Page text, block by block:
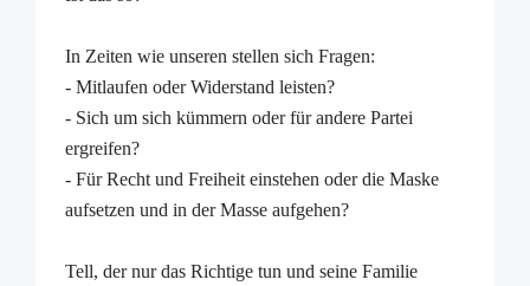
In Zeiten wie unseren stellen sich Fragen:
- Mitlaufen oder Widerstand leisten?
- Sich um sich kümmern oder für andere Partei
ergreifen?
- Für Recht und Freiheit einstehen oder die Maske
aufsetzen und in der Masse aufgehen?
Tell, der nur das Richtige tun und seine Familie